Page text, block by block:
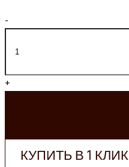
-
+
КУПИТЬ В 1 КЛИК